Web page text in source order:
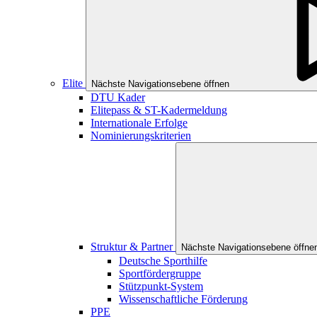
Elite Nächste Navigationsebene öffnen
DTU Kader
Elitepass & ST-Kadermeldung
Internationale Erfolge
Nominierungskriterien
Struktur & Partner Nächste Navigationsebene
Deutsche Sporthilfe
Sportfördergruppe
Stützpunkt-System
Wissenschaftliche Förderung
PPE